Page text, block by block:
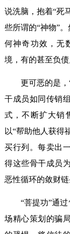
说洗脑，抱着“死
些所谓的“神物”
何神奇功效，无
境，有的甚至负
更可恶的是
干成员如同传销
式，不断扩大销
以“帮助他人获得
买行列。每卖出
得这些骨干成员
恶性循环的敛财链
“菩提功”通
场精心策划的骗